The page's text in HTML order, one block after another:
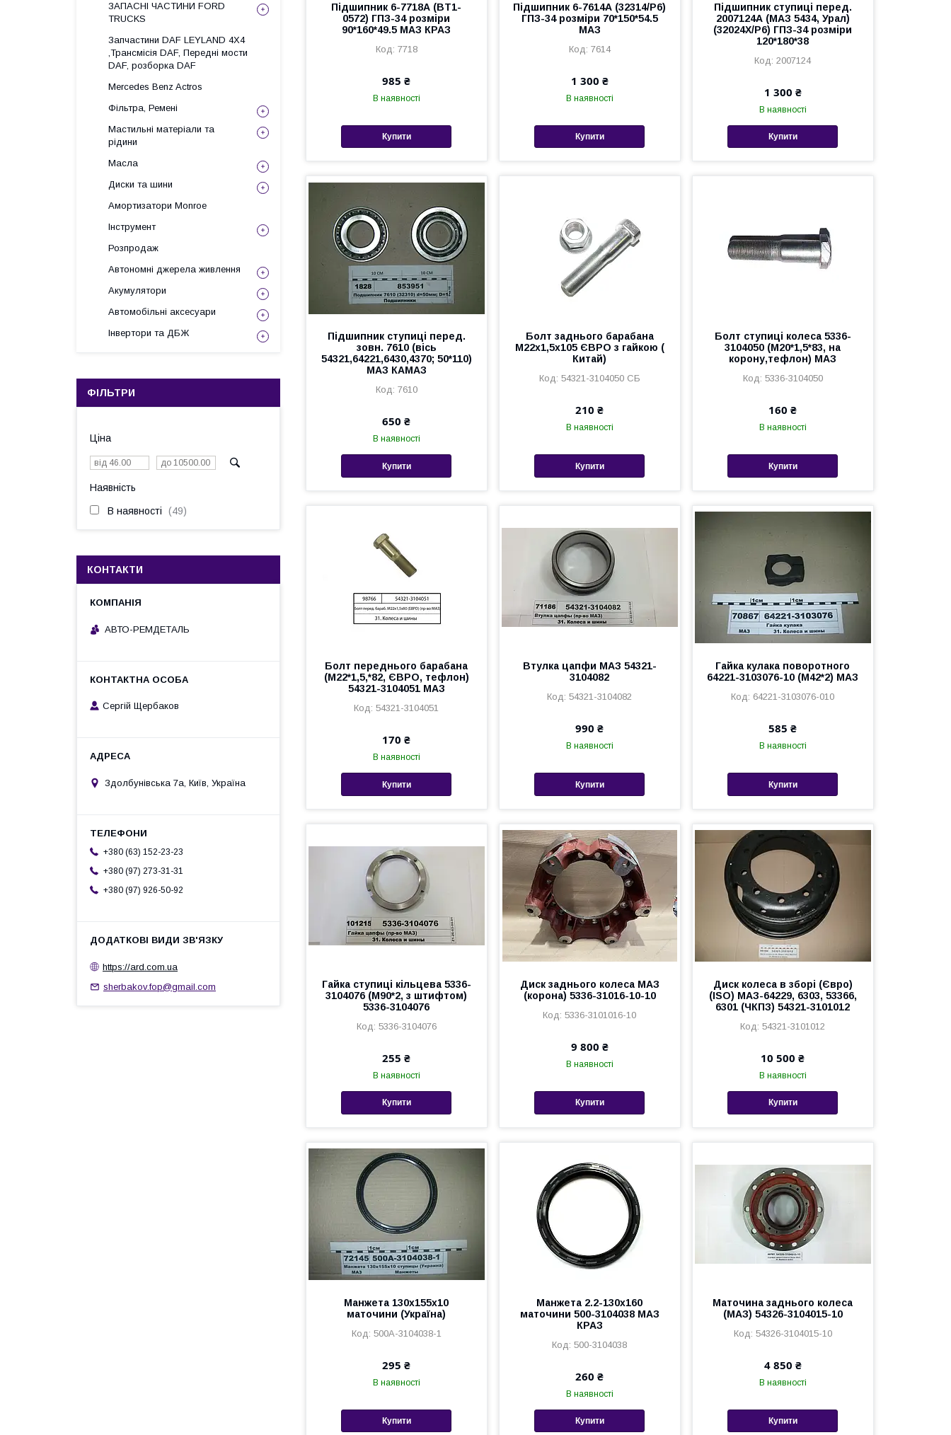
Підшипник 6-7718А (BT1-
0572) ГПЗ-34 розміри
90*160*49.5 МАЗ КРАЗ
7718
985 ₴
В наявності
Купити
Підшипник 6-7614А (32314/P6)
ГПЗ-34 розміри 70*150*54.5
МАЗ
7614
1 300 ₴
В наявності
Купити
Підшипник ступиці перед.
2007124А (МАЗ 5434, Урал)
(32024Х/P6) ГПЗ-34 розміри
120*180*38
2007124
1 300 ₴
В наявності
Купити
Підшипник ступиці перед.
зовн. 7610 (вісь
54321,64221,6430,4370; 50*110)
МАЗ КАМАЗ
7610
650 ₴
В наявності
Купити
Болт заднього барабана
М22х1,5х105 ЄВРО з гайкою (
Китай)
54321-3104050 СБ
210 ₴
В наявності
Купити
Болт ступиці колеса 5336-
3104050 (М20*1,5*83, на
корону,тефлон) МАЗ
5336-3104050
160 ₴
В наявності
Купити
Болт переднього барабана
(М22*1,5,*82, ЄВРО, тефлон)
54321-3104051 МАЗ
54321-3104051
170 ₴
В наявності
Купити
Втулка цапфи МАЗ 54321-
3104082
54321-3104082
990 ₴
В наявності
Купити
Гайка кулака поворотного
64221-3103076-10 (М42*2) МАЗ
64221-3103076-010
585 ₴
В наявності
Купити
Гайка ступиці кільцева 5336-
3104076 (М90*2, з штифтом)
5336-3104076
5336-3104076
255 ₴
В наявності
Купити
Диск заднього колеса МАЗ
(корона) 5336-31016-10-10
5336-3101016-10
9 800 ₴
В наявності
Купити
Диск колеса в зборі (Євро)
(ISO) МАЗ-64229, 6303, 53366,
6301 (ЧКПЗ) 54321-3101012
54321-3101012
10 500 ₴
В наявності
Купити
Манжета 130х155х10
маточини (Україна)
500А-3104038-1
295 ₴
В наявності
Купити
Манжета 2.2-130х160
маточини 500-3104038 МАЗ
КРАЗ
500-3104038
260 ₴
В наявності
Купити
Маточина заднього колеса
(МАЗ) 54326-3104015-10
54326-3104015-10
4 850 ₴
В наявності
Купити
ЗАПАСНІ ЧАСТИНИ FORD
TRUCKS
Запчастини DAF LEYLAND 4X4
,Трансмісія DAF, Передні мости
DAF, розборка DAF
Mercedes Benz Actros
Фільтра, Ремені
Мастильні матеріали та
рідини
Масла
Диски та шини
Амортизатори Monroe
Інструмент
Розпродаж
Автономні джерела живлення
Акумулятори
Автомобільні аксесуари
Інвертори та ДБЖ
ФІЛЬТРИ
Ціна
Наявність
В наявності 49
КОНТАКТИ
АВТО-РЕМДЕТАЛЬ
Сергій Щербаков
Здолбунівська 7а, Київ, Україна
+380 (63) 152-23-23
+380 (97) 273-31-31
+380 (97) 926-50-92
https://ard.com.ua
sherbakov.fop@gmail.com